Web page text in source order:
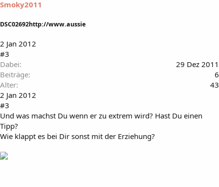
Smoky2011
DSC02692http://www.aussie
2 Jan 2012
#3
Dabei
29 Dez 2011
Beiträge
6
Alter
43
2 Jan 2012
#3
Und was machst Du wenn er zu extrem wird? Hast Du einen
Tipp?
Wie klappt es bei Dir sonst mit der Erziehung?